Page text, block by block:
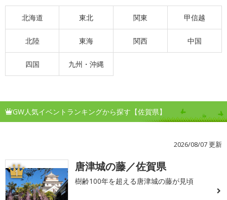
北海道 東北 関東 甲信越
北陸 東海 関西 中国
四国 九州・沖縄
GW人気イベントランキングから探す【佐賀県】
2026/08/07 更新
1 唐津城の藤／佐賀県
樹齢100年を超える唐津城の藤が見頃